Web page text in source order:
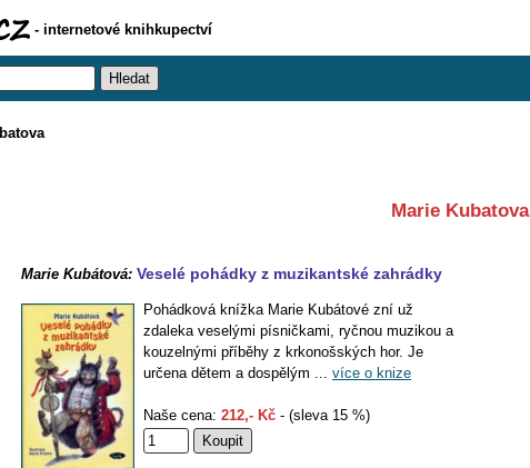
- internetové knihkupectví
Marie Kubatova
Marie Kubátová: Veselé pohádky z muzikantské zahrádky
Pohádková knížka Marie Kubátové zní už
zdaleka veselými písničkami, ryčnou muzikou a
kouzelnými příběhy z krkonošských hor. Je
určena dětem a dospělým ... více o knize
Naše cena: 212,- Kč - (sleva 15 %)